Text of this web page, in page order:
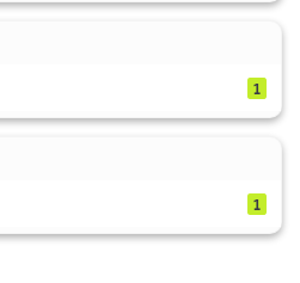
1
1